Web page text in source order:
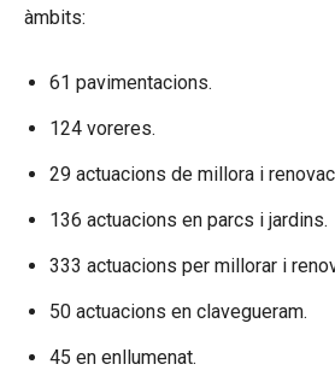
àmbits:
61 pavimentacions.
124 voreres.
29 actuacions de millora i
136 actuacions en parcs i jardins.
333 actuacions per millorar i
50 actuacions en clavegueram.
45 en enllumenat.